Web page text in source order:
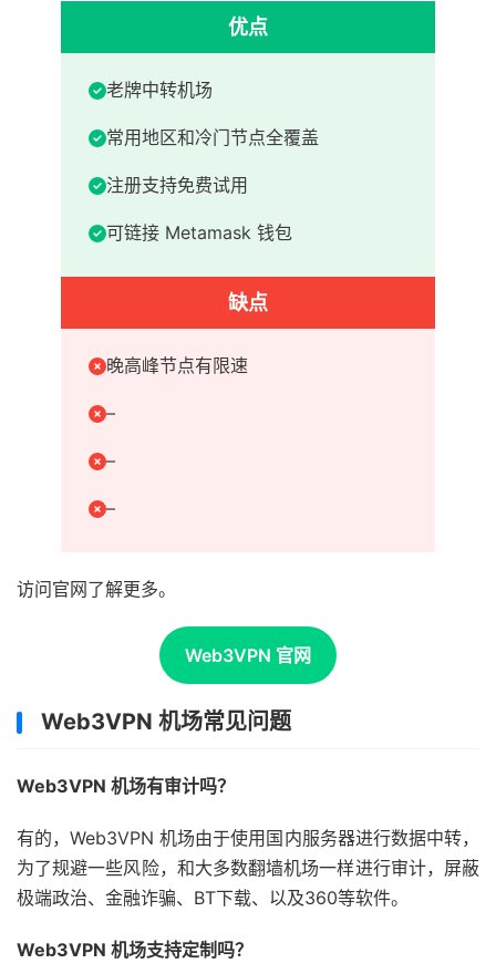
优点
老牌中转机场
常用地区和冷门节点全覆盖
注册支持免费试用
可链接 Metamask 钱包
缺点
晚高峰节点有限速
–
–
–
访问官网了解更多。
Web3VPN 官网
Web3VPN 机场常见问题
Web3VPN 机场有审计吗？
有的，Web3VPN 机场由于使用国内服务器进行数据中转，
为了规避一些风险，和大多数翻墙机场一样进行审计，屏蔽
极端政治、金融诈骗、BT下载、以及360等软件。
Web3VPN 机场支持定制吗？